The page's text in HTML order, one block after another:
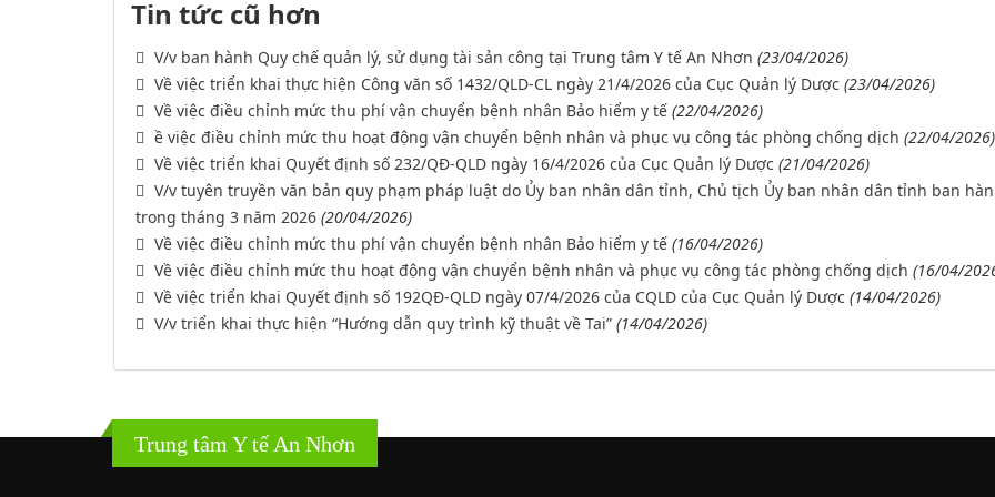
Tin tức cũ hơn
V/v ban hành Quy chế quản lý, sử dụng tài sản công tại Trung tâm Y tế An Nhơn (23/04/2026)
Về việc triển khai thực hiện Công văn số 1432/QLD-CL ngày 21/4/2026 của Cục Quản lý Dược (23/04/2026)
Về việc điều chỉnh mức thu phí vận chuyển bệnh nhân Bảo hiểm y tế (22/04/2026)
ề việc điều chỉnh mức thu hoạt động vận chuyển bệnh nhân và phục vụ công tác phòng chống dịch (22/04/2026)
Về việc triển khai Quyết định số 232/QĐ-QLD ngày 16/4/2026 của Cục Quản lý Dược (21/04/2026)
V/v tuyên truyền văn bản quy phạm pháp luật do Ủy ban nhân dân tỉnh, Chủ tịch Ủy ban nhân dân tỉnh ban
trong tháng 3 năm 2026 (20/04/2026)
Về việc điều chỉnh mức thu phí vận chuyển bệnh nhân Bảo hiểm y tế (16/04/2026)
Về việc điều chỉnh mức thu hoạt động vận chuyển bệnh nhân và phục vụ công tác phòng chống dịch (16/04/
Về việc triển khai Quyết định số 192QĐ-QLD ngày 07/4/2026 của CQLD của Cục Quản lý Dược (14/04/2026)
V/v triển khai thực hiện “Hướng dẫn quy trình kỹ thuật về Tai” (14/04/2026)
Trung tâm Y tế An Nhơn